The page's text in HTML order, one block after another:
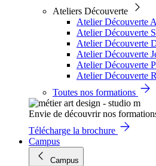
Ateliers Découverte
Atelier Découverte
Atelier Découverte
Atelier Découverte
Atelier Découverte
Atelier Découverte
Atelier Découverte
Toutes nos formations
Envie de découvrir nos
Télécharge la brochure
Campus
Campus